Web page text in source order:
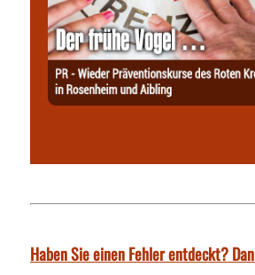
Haben Sie einen Fehler entdeckt?